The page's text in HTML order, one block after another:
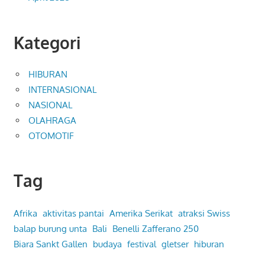
Kategori
HIBURAN
INTERNASIONAL
NASIONAL
OLAHRAGA
OTOMOTIF
Tag
Afrika aktivitas pantai Amerika Serikat atraksi Swiss
balap burung unta Bali Benelli Zafferano 250
Biara Sankt Gallen budaya festival gletser hiburan